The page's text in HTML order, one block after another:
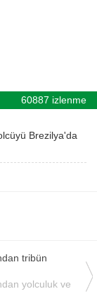
60887 izlenme
Brezilya'da
tribün
yolculuk ve